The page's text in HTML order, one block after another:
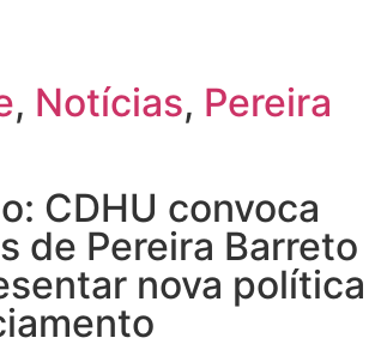
, Notícias, Pereira
CDHU convoca
de Pereira Barreto
nova política